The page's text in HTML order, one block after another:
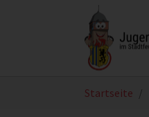
Zum Hauptinhalt springen
Startseite